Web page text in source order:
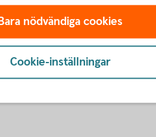
nödvändiga cookies
Cookie-inställningar